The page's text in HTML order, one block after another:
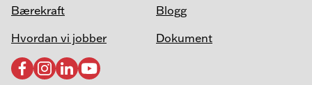
Bærekraft
Hvordan vi jobber
Blogg
Dokument